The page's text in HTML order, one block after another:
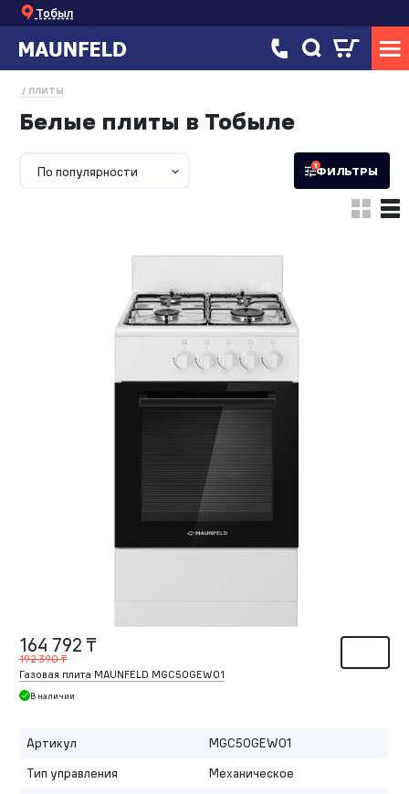
Тобыл
ПЛИТЫ
Белые плиты в Тобыле
По популярности 1ФИЛЬТРЫ
164 792 ₸
192 390 ₸
Газовая плита MAUNFELD MGC50GEW01
В наличии
Артикул
MGC50GEW01
Тип управления
Механическое